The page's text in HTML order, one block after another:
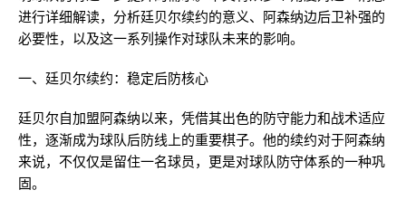
进行详细解读，分析廷贝尔续约的意义、阿森纳边后卫补强的
必要性，以及这一系列操作对球队未来的影响。
一、廷贝尔续约：稳定后防核心
廷贝尔自加盟阿森纳以来，凭借其出色的防守能力和战术适应
性，逐渐成为球队后防线上的重要棋子。他的续约对于阿森纳
来说，不仅仅是留住一名球员，更是对球队防守体系的一种巩
固。